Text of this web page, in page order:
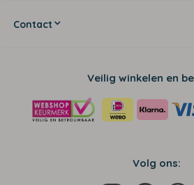
Contact
Veilig winkelen en
Volg ons: